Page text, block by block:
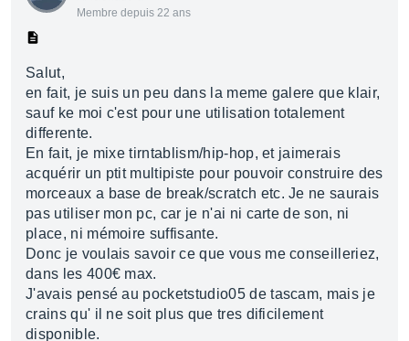
Membre depuis 22 ans
Salut,
en fait, je suis un peu dans la meme galere que klair,
sauf ke moi c'est pour une utilisation totalement
differente.
En fait, je mixe tirntablism/hip-hop, et jaimerais
acquérir un ptit multipiste pour pouvoir construire des
morceaux a base de break/scratch etc. Je ne saurais
pas utiliser mon pc, car je n'ai ni carte de son, ni
place, ni mémoire suffisante.
Donc je voulais savoir ce que vous me conseilleriez,
dans les 400€ max.
J'avais pensé au pocketstudio05 de tascam, mais je
crains qu' il ne soit plus que tres dificilement
disponible.